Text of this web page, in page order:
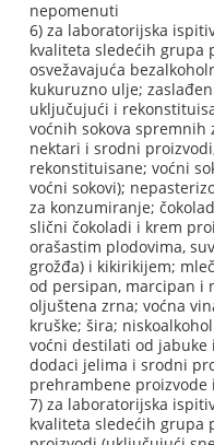
nepomenuti
6) za laboratorijska
kvaliteta sledećih grupa
osvežavajuća
kukuruzno ulje;
uključujući i
voćnih sokova spremnih
nektari i srodni
rekonstituisane; voćni
voćni sokovi);
za konzumiranje;
slični čokoladi i krem
orašastim plodovima,
grožđa) i kikirikijem;
od persipan, marcipan i
oljuštena zrna; voćna
kruške; šira;
voćni destilati od jabuke
dodaci jelima i srodni
prehrambene proizvode
7) za laboratorijska
kvaliteta sledećih grupa